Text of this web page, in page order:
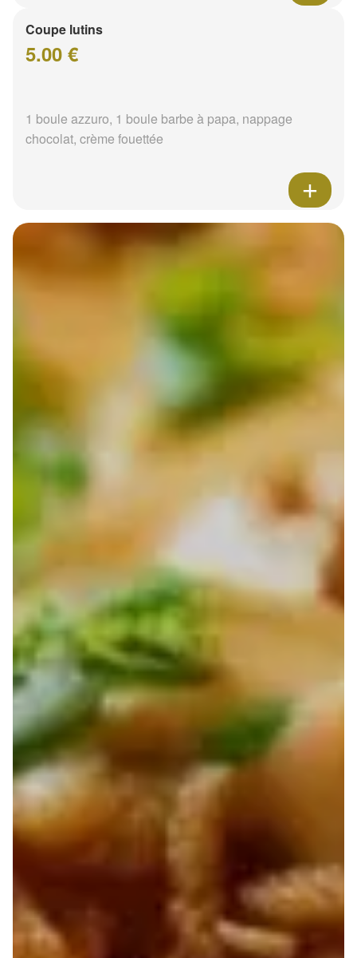
Coupe lutins
5.00 €
1 boule azzuro, 1 boule barbe à papa, nappage
chocolat, crème fouettée